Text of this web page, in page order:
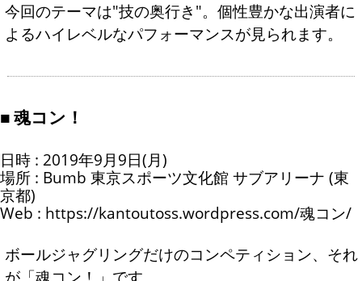
今回のテーマは"技の奥行き"。個性豊かな出演者に
よるハイレベルなパフォーマンスが見られます。
魂コン！
日時 : 2019年9月9日(月)
場所 : Bumb 東京スポーツ文化館 サブアリーナ (東
京都)
Web : https://kantoutoss.wordpress.com/魂コン/
ボールジャグリングだけのコンペティション、それ
が「魂コン！」です。